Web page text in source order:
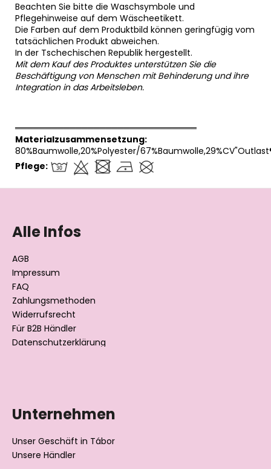
Beachten Sie bitte die Waschsymbole und
Pflegehinweise auf dem Wäscheetikett.
Die Farben auf dem Produktbild können geringfügig vom
tatsächlichen Produkt abweichen.
In der Tschechischen Republik hergestellt.
Mit dem Kauf des Produktes unterstützen Sie die
Beschäftigung von Menschen mit Behinderung und ihre
Integration in das Arbeitsleben.
══════════════════════════════
Materialzusammensetzung:
80%Baumwolle,20%Polyester/
Pflege:
Alle Infos
AGB
Impressum
FAQ
Zahlungsmethoden
Widerrufsrecht
Für B2B Händler
Datenschutzerklärung
Unternehmen
Unser Geschäft in Tábor
Unsere Händler